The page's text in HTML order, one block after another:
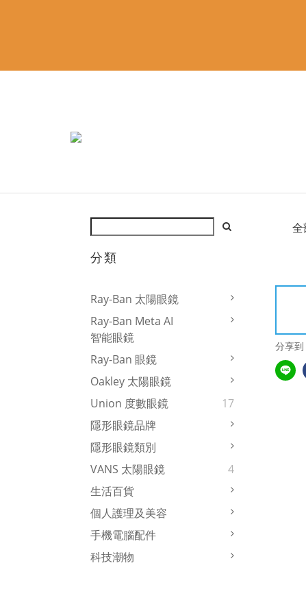
分類
Ray-Ban 太陽眼鏡
Ray-Ban Meta AI
智能眼鏡
Ray-Ban 眼鏡
Oakley 太陽眼鏡
Union 度數眼鏡
17
隱形眼鏡品牌
隱形眼鏡類別
VANS 太陽眼鏡
4
生活百貨
個人護理及美容
手機電腦配件
科技潮物
全
分享到